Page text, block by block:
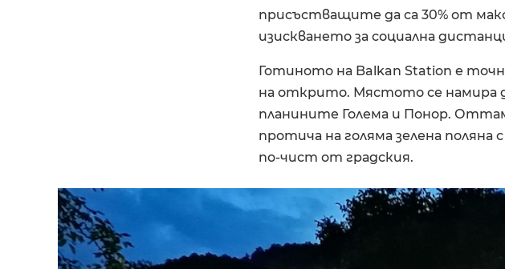
присъстващите да са 30% от
изискването за социална
Готиното на Balkan Station е
на открито. Мястото се намира
планините Голема и Понор.
протича на голяма зелена поляна
по-чист от градския.